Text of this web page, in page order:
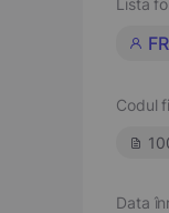
Lista
Codul
Data